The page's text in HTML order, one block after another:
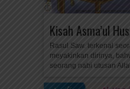
Kisah Asma’ul
Rasul Saw. terkenal
meyakinkan dirinya,
seorang nabi utusan